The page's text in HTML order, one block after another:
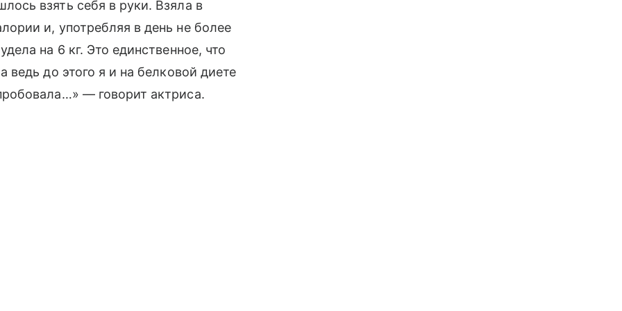
взять себя в руки. Взяла в
и, употребляя в день не более
на 6 кг. Это единственное, что
ведь до этого я и на белковой диете
— говорит актриса.